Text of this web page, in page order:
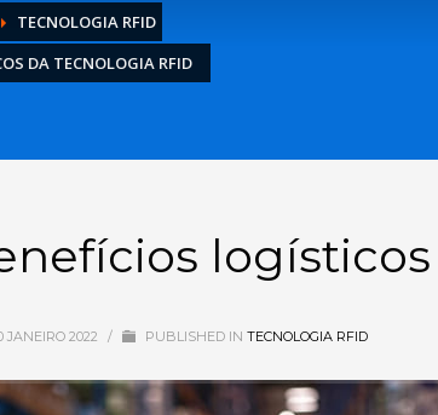
TECNOLOGIA RFID
DA TECNOLOGIA RFID
JANEIRO 2022 / PUBLISHED IN TECNOLOGIA RFID